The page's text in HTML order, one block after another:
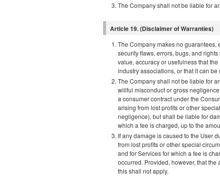
The Company shall not be liable for
Article 19. (Disclaimer of Warranties)
The Company makes no guarantees,
security flaws, errors, bugs, and
value, accuracy or usefulness that
industry associations, or that it can
The Company shall not be liable for
willful misconduct or gross
a consumer contract under the
arising from lost profits or other
negligence), but shall be liable for
which a fee is charged, up to the
If any damage is caused to the User
from lost profits or other special
and for Services for which a fee is
occurred. Provided, however, that
this shall not apply.